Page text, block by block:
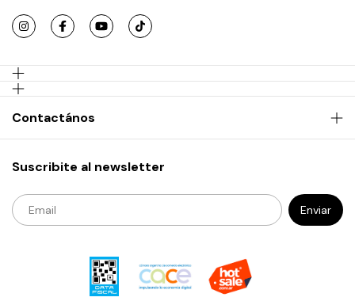
Contactános
Suscribite al newsletter